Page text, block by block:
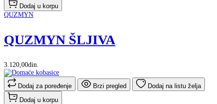
Dodaj u korpu
QUZMYN
QUZMYN ŠLJIVA
3.120,00din.
Dodaj za poređenje Brzi pregled
Dodaj na listu želja
Dodaj u korpu